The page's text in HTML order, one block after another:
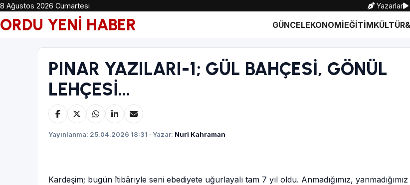
8 Ağustos 2026 Cumartesi Yazarlar
ORDU YENİ HABER GÜNCELEKONOMİEĞİTİM
PINAR YAZILARI-1; GÜL BAHÇESİ, GÖNÜL
LEHÇESİ...
Yayınlanma: 25.04.2026 18:31 · Yazar: Nuri Kahraman
Kardeşim; bugün îtibârıyle seni ebediyete uğurlayalı tam 7 yıl oldu. Anmadığımız,